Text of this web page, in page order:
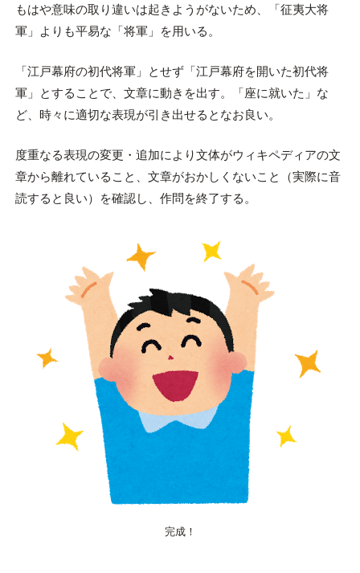
もはや意味の取り違いは起きようがないため、「征夷大将
軍」よりも平易な「将軍」を用いる。
「江戸幕府の初代将軍」とせず「江戸幕府を開いた初代将
軍」とすることで、文章に動きを出す。「座に就いた」な
ど、時々に適切な表現が引き出せるとなお良い。
度重なる表現の変更・追加により文体がウィキペディアの文
章から離れていること、文章がおかしくないこと（実際に音
読すると良い）を確認し、作問を終了する。
完成！